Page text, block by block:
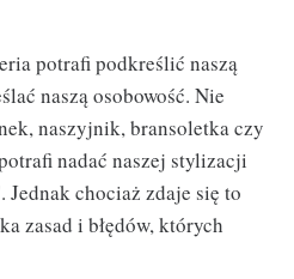
potrafi podkreślić naszą
naszą osobowość. Nie
naszyjnik, bransoletka czy
nadać naszej stylizacji
chociaż zdaje się to
zasad i błędów, których